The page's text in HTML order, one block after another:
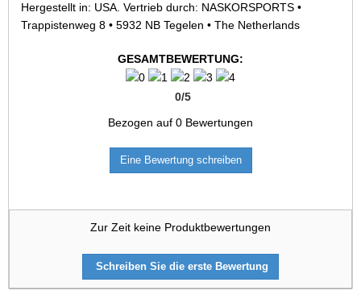
Hergestellt in: USA. Vertrieb durch: NASKORSPORTS •
Trappistenweg 8 • 5932 NB Tegelen • The Netherlands
GESAMTBEWERTUNG:
0/5
Bezogen auf 0 Bewertungen
Eine Bewertung schreiben
Zur Zeit keine Produktbewertungen
Schreiben Sie die erste Bewertung